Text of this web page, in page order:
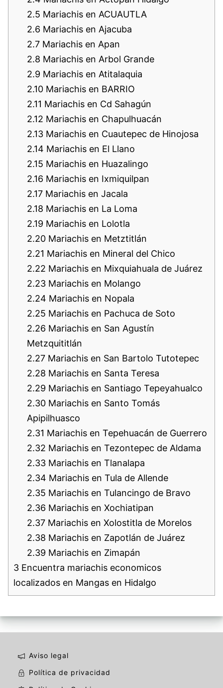
2.5 Mariachis en ACUAUTLA
2.6 Mariachis en Ajacuba
2.7 Mariachis en Apan
2.8 Mariachis en Arbol Grande
2.9 Mariachis en Atitalaquia
2.10 Mariachis en BARRIO
2.11 Mariachis en Cd Sahagún
2.12 Mariachis en Chapulhuacán
2.13 Mariachis en Cuautepec de Hinojosa
2.14 Mariachis en El Llano
2.15 Mariachis en Huazalingo
2.16 Mariachis en Ixmiquilpan
2.17 Mariachis en Jacala
2.18 Mariachis en La Loma
2.19 Mariachis en Lolotla
2.20 Mariachis en Metztitlán
2.21 Mariachis en Mineral del Chico
2.22 Mariachis en Mixquiahuala de Juárez
2.23 Mariachis en Molango
2.24 Mariachis en Nopala
2.25 Mariachis en Pachuca de Soto
2.26 Mariachis en San Agustín
Metzquititlán
2.27 Mariachis en San Bartolo Tutotepec
2.28 Mariachis en Santa Teresa
2.29 Mariachis en Santiago Tepeyahualco
2.30 Mariachis en Santo Tomás
Apipilhuasco
2.31 Mariachis en Tepehuacán de Guerrero
2.32 Mariachis en Tezontepec de Aldama
2.33 Mariachis en Tlanalapa
2.34 Mariachis en Tula de Allende
2.35 Mariachis en Tulancingo de Bravo
2.36 Mariachis en Xochiatipan
2.37 Mariachis en Xolostitla de Morelos
2.38 Mariachis en Zapotlán de Juárez
2.39 Mariachis en Zimapán
3 Encuentra mariachis economicos
localizados en Mangas en Hidalgo
Aviso legal
Política de privacidad